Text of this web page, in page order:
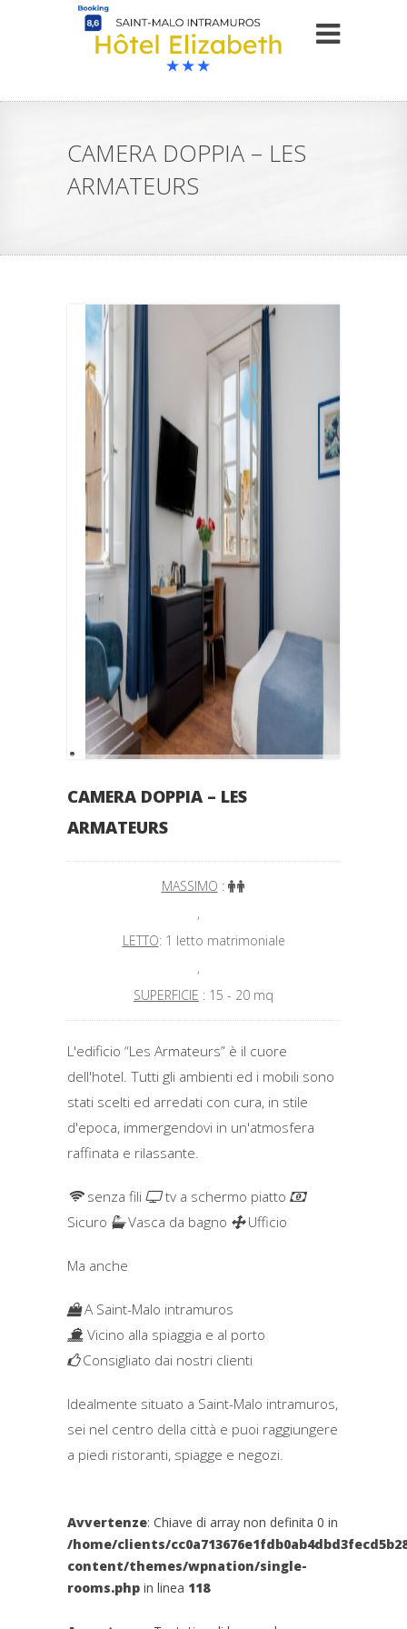
CAMERA DOPPIA – LES
ARMATEURS
CAMERA DOPPIA – LES
ARMATEURS
MASSIMO :
,
LETTO: 1 letto matrimoniale
,
SUPERFICIE : 15 - 20 mq
L'edificio “Les Armateurs” è il cuore
dell'hotel. Tutti gli ambienti ed i mobili sono
stati scelti ed arredati con cura, in stile
d'epoca, immergendovi in un'atmosfera
raffinata e rilassante.
senza fili
tv a schermo piatto
Sicuro
Vasca da bagno Ufficio
Ma anche
A Saint-Malo intramuros
Vicino alla spiaggia e al porto
Consigliato dai nostri clienti
Idealmente situato a Saint-Malo intramuros,
sei nel centro della città e puoi raggiungere
a piedi ristoranti, spiagge e negozi.
Avvertenze: Chiave di array non definita 0 in
/home/clients/
content/themes/wpnation/single-
rooms.php in linea 118